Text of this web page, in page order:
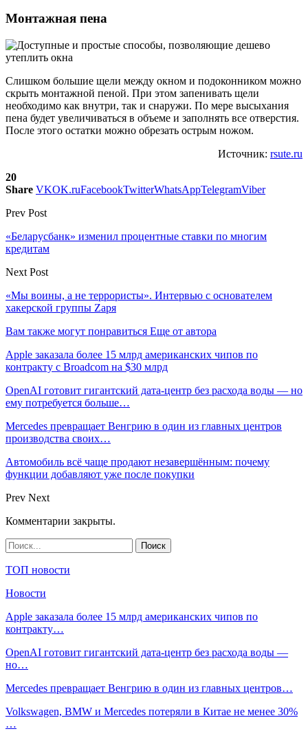
Монтажная пена
Слишком большие щели между окном и подоконником можно
скрыть монтажной пеной. При этом запенивать щели
необходимо как внутри, так и снаружи. По мере высыхания
пена будет увеличиваться в объеме и заполнять все отверстия.
После этого остатки можно обрезать острым ножом.
Источник: rsute.ru
20
Share VKOK.ruFacebookTwitterWhatsAppTelegramViber
Prev Post
«Беларусбанк» изменил процентные ставки по многим
кредитам
Next Post
«Мы воины, а не террористы». Интервью с основателем
хакерской группы Zаря
Вам также могут понравиться Еще от автора
Apple заказала более 15 млрд американских чипов по
контракту с Broadcom на $30 млрд
OpenAI готовит гигантский дата-центр без расхода воды — но
ему потребуется больше…
Mercedes превращает Венгрию в один из главных центров
производства своих…
Автомобиль всё чаще продают незавершённым: почему
функции добавляют уже после покупки
Prev Next
Комментарии закрыты.
ТОП новости
Новости
Apple заказала более 15 млрд американских чипов по
контракту…
OpenAI готовит гигантский дата-центр без расхода воды —
но…
Mercedes превращает Венгрию в один из главных центров…
Volkswagen, BMW и Mercedes потеряли в Китае не менее 30%
…